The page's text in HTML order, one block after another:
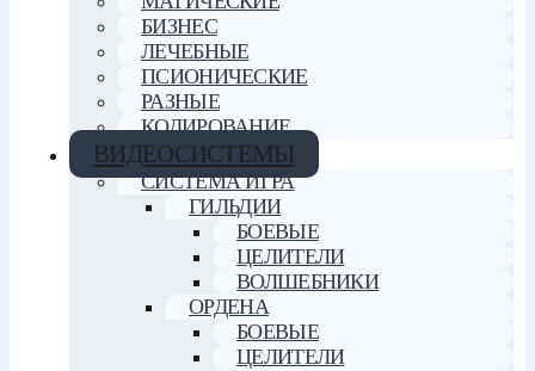
БИЗНЕС
ЛЕЧЕБНЫЕ
ПСИОНИЧЕСКИЕ
РАЗНЫЕ
КОДИРОВАНИЕ
ВИДЕОСИСТЕМЫ
СИСТЕМА ИГРА
ГИЛЬДИИ
БОЕВЫЕ
ЦЕЛИТЕЛИ
ВОЛШЕБНИКИ
ОРДЕНА
БОЕВЫЕ
ЦЕЛИТЕЛИ